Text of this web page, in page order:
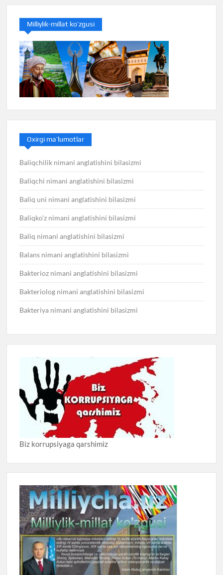
Milliylik-millat ko’zgusi
Oxirgi ma’lumotlar
Baliqchilik nimani anglatishini bilasizmi
Baliqchi nimani anglatishini bilasizmi
Baliq uni nimani anglatishini bilasizmi
Baliqko’z nimani anglatishini bilasizmi
Baliq nimani anglatishini bilasizmi
Balans nimani anglatishini bilasizmi
Bakterioz nimani anglatishini bilasizmi
Bakteriolog nimani anglatishini bilasizmi
Bakteriya nimani anglatishini bilasizmi
Biz korrupsiyaga qarshimiz